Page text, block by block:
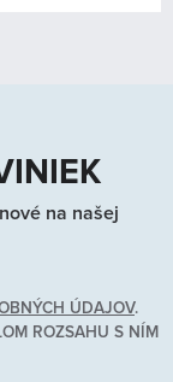
na našej
ÚDAJOV.
ROZSAHU S NÍM